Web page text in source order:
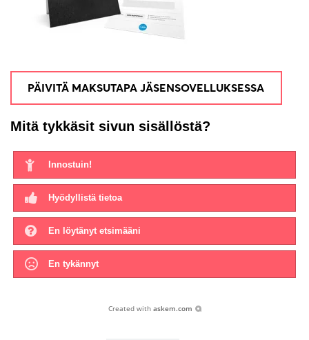
PÄIVITÄ MAKSUTAPA JÄSENSOVELLUKSESSA
Mitä tykkäsit sivun sisällöstä?
Innostuin!
Hyödyllistä tietoa
En löytänyt etsimääni
En tykännyt
Created with askem.com